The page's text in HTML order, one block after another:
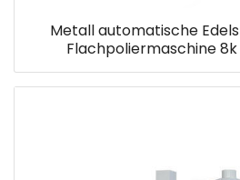
Metall automatische
Flachpoliermaschine